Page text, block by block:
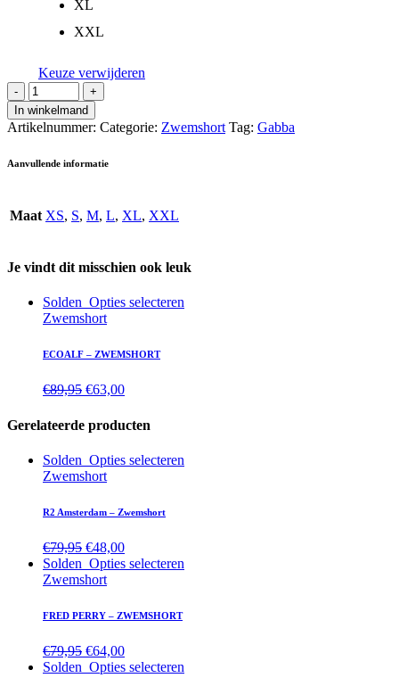
XL
XXL
Keuze verwijderen
In winkelmand
Artikelnummer: Categorie: Zwemshort Tag: Gabba
Aanvullende informatie
Maat XS, S, M, L, XL, XXL
Je vindt dit misschien ook leuk
Solden Opties selecteren
Zwemshort
ECOALF – ZWEMSHORT
€89,95 €63,00
Gerelateerde producten
Solden Opties selecteren
Zwemshort
R2 Amsterdam – Zwemshort
€79,95 €48,00
Solden Opties selecteren
Zwemshort
FRED PERRY – ZWEMSHORT
€79,95 €64,00
Solden Opties selecteren